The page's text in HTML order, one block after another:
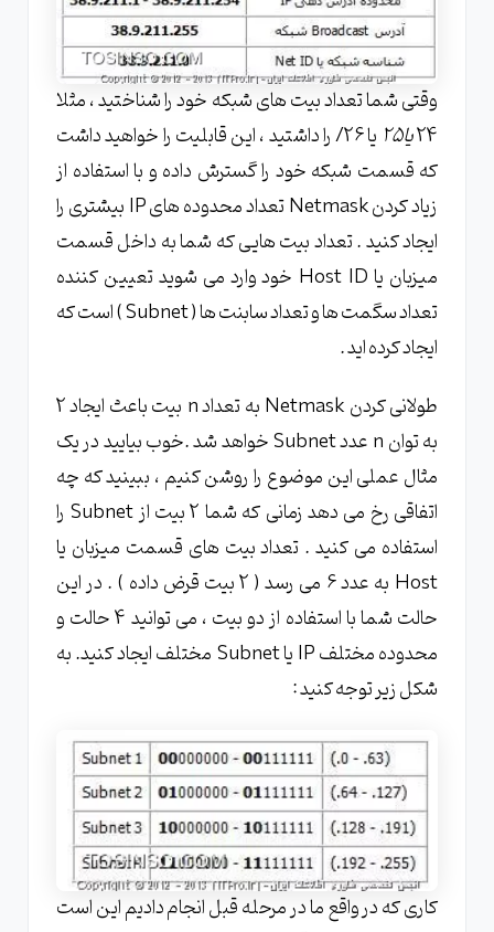
وقتی شما تعداد بیت های شبکه خود را شناختید ، مثلا
24یا25
یا 26/ را داشتید ، این قابلیت را خواهید داشت
که قسمت شبکه خود را گسترش داده و با استفاده از
زیاد کردن Netmask تعداد محدوده های IP بیشتری را
ایجاد کنید . تعداد بیت هایی که شما به داخل قسمت
میزبان یا Host ID خود وارد می شوید تعیین کننده
تعداد سگمت ها و تعداد سابنت ها ( Subnet ) است که
ایجاد کرده اید .
طولانی کردن Netmask به تعداد n بیت باعث ایجاد 2
به توان n عدد Subnet خواهد شد .خوب بیایید در یک
مثال عملی این موضوع را روشن کنیم ، ببینید که چه
اتفاقی رخ می دهد زمانی که شما 2 بیت از Subnet را
استفاده می کنید . تعداد بیت های قسمت میزبان یا
Host به عدد 6 می رسد ( 2 بیت قرض داده ) . در این
حالت شما با استفاده از دو بیت ، می توانید 4 حالت و
محدوده مختلف IP یا Subnet مختلف ایجاد کنید. به
شکل زیر توجه کنید :
کاری که در واقع ما در مرحله قبل انجام دادیم این است